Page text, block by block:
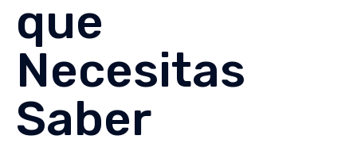
que
Necesitas
Saber